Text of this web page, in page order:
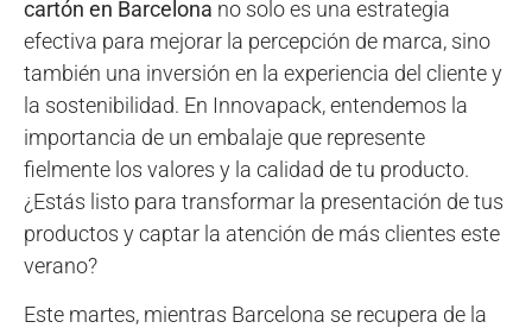
cartón en Barcelona no solo es una estrategia
efectiva para mejorar la percepción de marca, sino
también una inversión en la experiencia del cliente y
la sostenibilidad. En Innovapack, entendemos la
importancia de un embalaje que represente
fielmente los valores y la calidad de tu producto.
¿Estás listo para transformar la presentación de tus
productos y captar la atención de más clientes este
verano?
Este martes, mientras Barcelona se recupera de la